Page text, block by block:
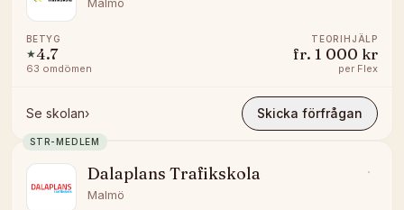
BETYG
★4.7
63 omdömen
TEORIHJÄLP
fr. 1 000 kr
per Flex
Se skolan› Skicka förfrågan
STR-MEDLEM
Dalaplans Trafikskola
Malmö